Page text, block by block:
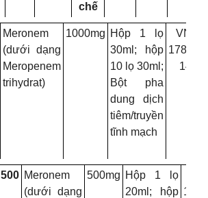
chế
Meronem
(dưới dạng
Meropenem
trihydrat)
1000mg Hộp 1 lọ
30ml; hộp
10 lọ 30ml;
Bột pha
dung dịch
tiêm/truyền
tĩnh mạch
VN-
17831-
14
500 Meronem
(dưới dạng
500mg Hộp 1 lọ
20ml; hộp